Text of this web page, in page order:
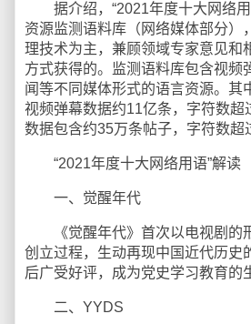
据介绍，“2021年度十大网络用
资源监测语料库（网络媒体部分）
理技术为主，兼顾领域专家意见和
方式获得的。监测语料库包含视频
闻等不同媒体形式的语言资源。其
视频弹幕数据约11亿条，字符数超
数据包含约35万条帖子，字符数超
“2021年度十大网络用语”解读
一、觉醒年代
《觉醒年代》首次以电视剧的
创立过程，生动再现中国近代历史
后广受好评，成为党史学习教育的
二、YYDS